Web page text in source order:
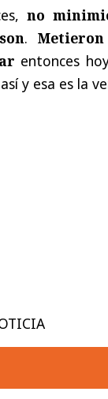
no
.
entonces
y esa es la